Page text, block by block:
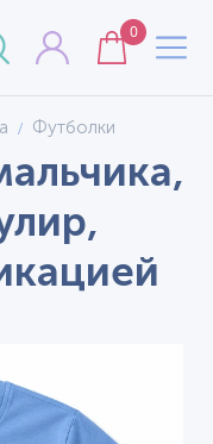
0
Футболки